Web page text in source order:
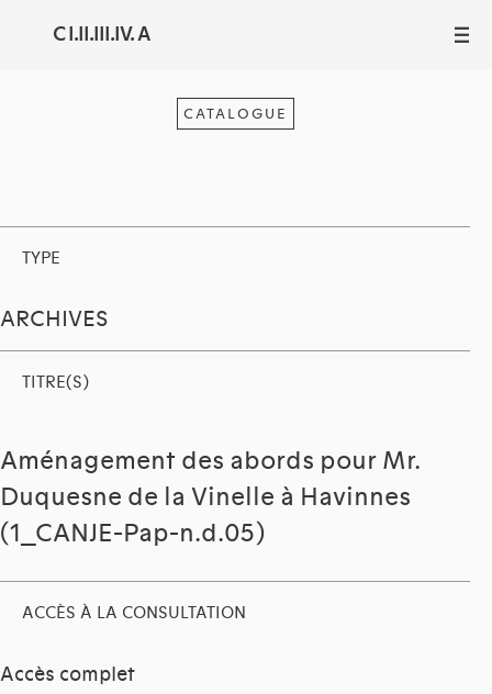
C I.II.III.IV. A III
CATALOGUE
TYPE
ARCHIVES
TITRE(S)
Aménagement des abords pour Mr.
Duquesne de la Vinelle à Havinnes
(1_CANJE-Pap-n.d.05)
ACCÈS À LA CONSULTATION
Accès complet